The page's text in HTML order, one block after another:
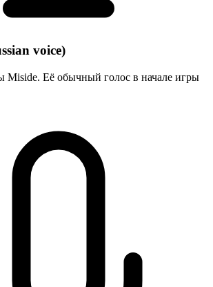
voice)
Miside. Её обычный голос в начале игры